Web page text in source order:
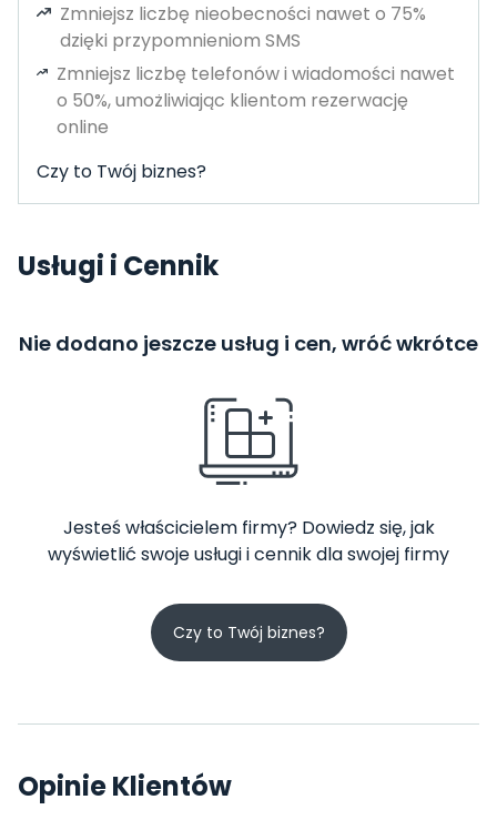
Zmniejsz liczbę nieobecności nawet o 75%
dzięki przypomnieniom SMS
Zmniejsz liczbę telefonów i wiadomości nawet
o 50%, umożliwiając klientom rezerwację
online
Czy to Twój biznes?
Usługi i Cennik
Nie dodano jeszcze usług i cen, wróć wkrótce
Jesteś właścicielem firmy? Dowiedz się, jak
wyświetlić swoje usługi i cennik dla swojej firmy
Czy to Twój biznes?
Opinie Klientów